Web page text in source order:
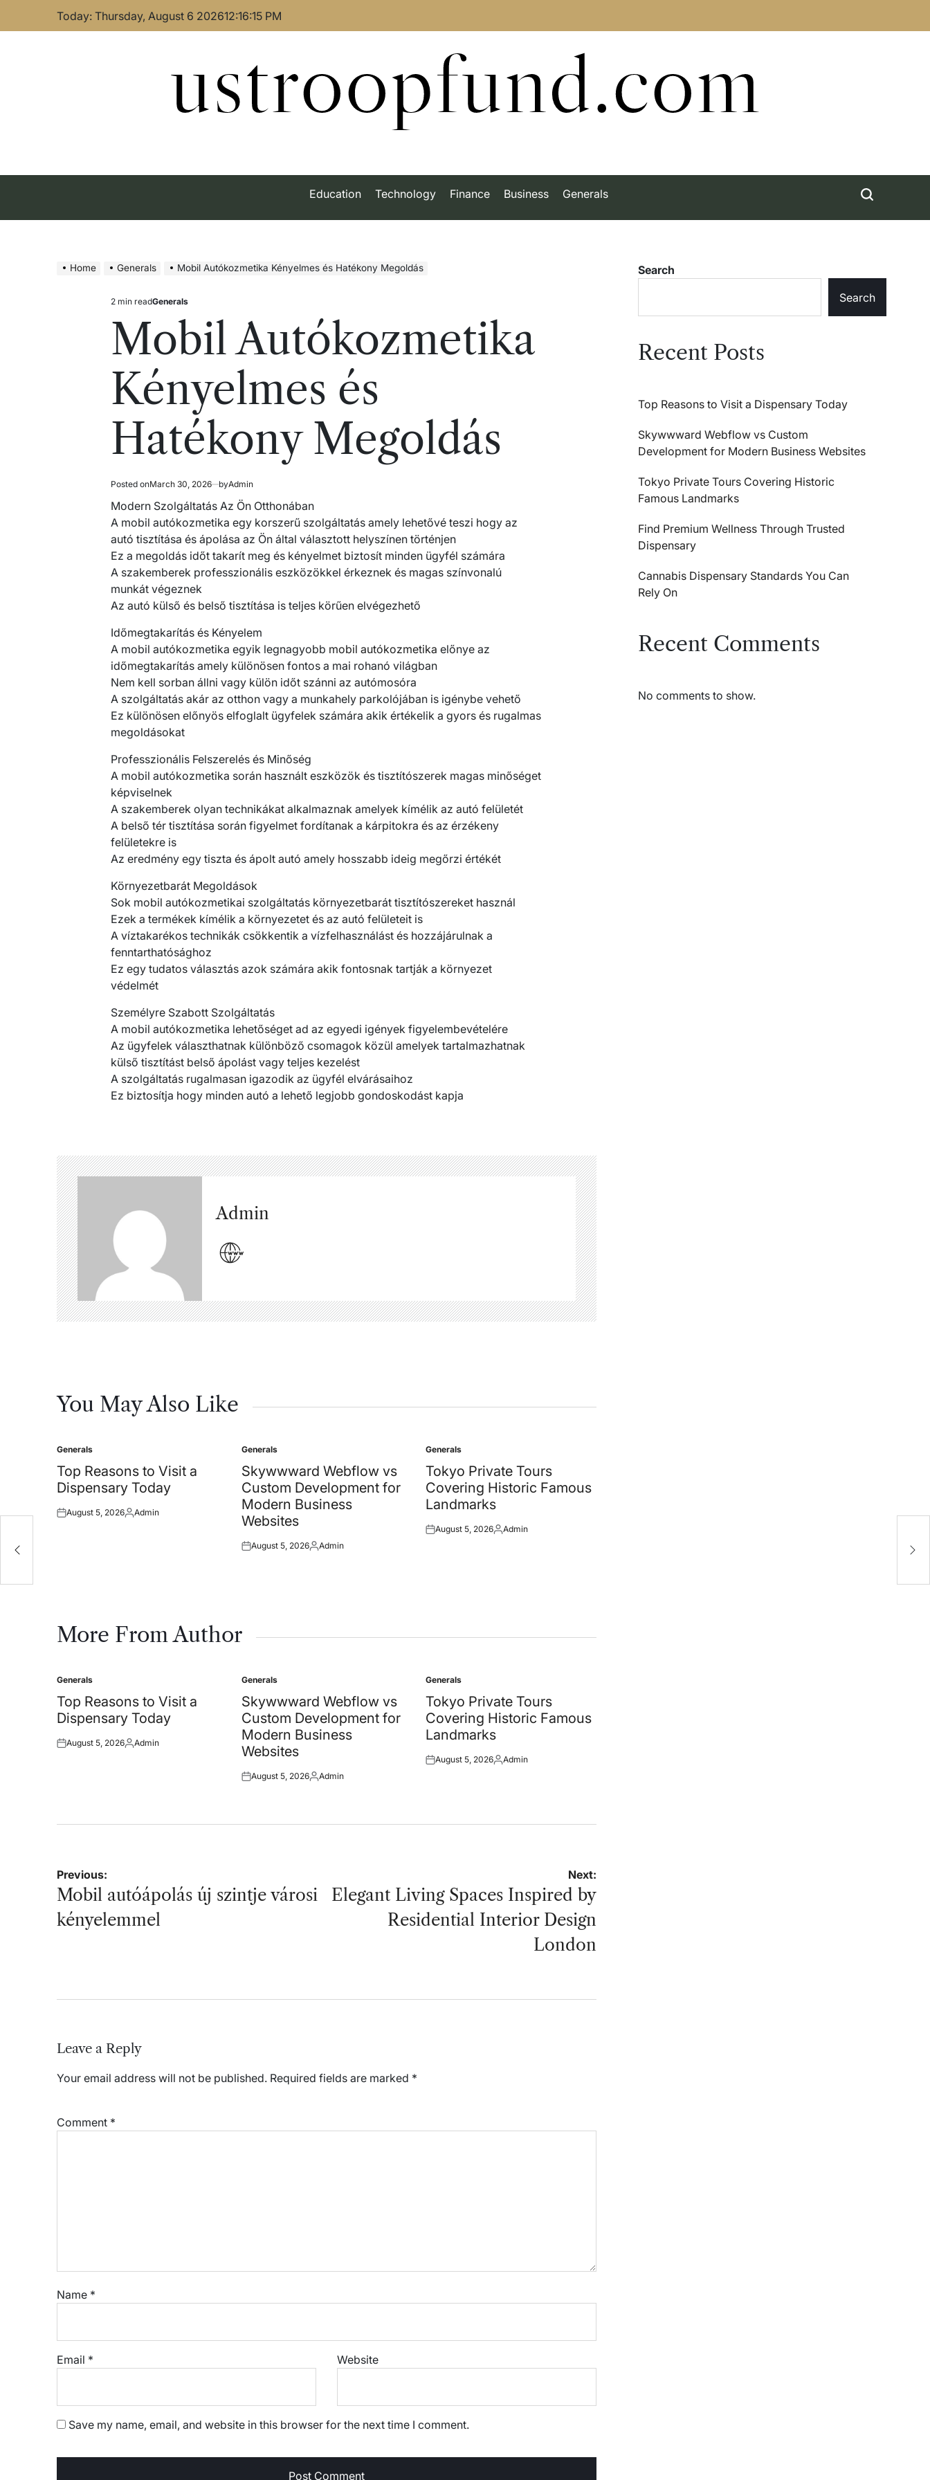
Today: Thursday, August 6 202612:16:16 PM
ustroopfund.com
Education Technology Finance Business Generals
Home Generals Mobil Autókozmetika Kényelmes és Hatékony Megoldás
Estimated
time
2 min readPosted
Generals
Mobil Autókozmetika
Kényelmes és
Hatékony Megoldás
Posted onMarch 30, 2026 byAdmin
Modern Szolgáltatás Az Ön Otthonában
A mobil autókozmetika egy korszerű szolgáltatás amely lehetővé teszi hogy az
autó tisztítása és ápolása az Ön által választott helyszínen történjen
Ez a megoldás időt takarít meg és kényelmet biztosít minden ügyfél számára
A szakemberek professzionális eszközökkel érkeznek és magas színvonalú
munkát végeznek
Az autó külső és belső tisztítása is teljes körűen elvégezhető
Időmegtakarítás és Kényelem
A mobil autókozmetika egyik legnagyobb mobil autókozmetika előnye az
időmegtakarítás amely különösen fontos a mai rohanó világban
Nem kell sorban állni vagy külön időt szánni az autómosóra
A szolgáltatás akár az otthon vagy a munkahely parkolójában is igénybe vehető
Ez különösen előnyös elfoglalt ügyfelek számára akik értékelik a gyors és rugalmas
megoldásokat
Professzionális Felszerelés és Minőség
A mobil autókozmetika során használt eszközök és tisztítószerek magas minőséget
képviselnek
A szakemberek olyan technikákat alkalmaznak amelyek kímélik az autó felületét
A belső tér tisztítása során figyelmet fordítanak a kárpitokra és az érzékeny
felületekre is
Az eredmény egy tiszta és ápolt autó amely hosszabb ideig megőrzi értékét
Környezetbarát Megoldások
Sok mobil autókozmetikai szolgáltatás környezetbarát tisztítószereket használ
Ezek a termékek kímélik a környezetet és az autó felületeit is
A víztakarékos technikák csökkentik a vízfelhasználást és hozzájárulnak a
fenntarthatósághoz
Ez egy tudatos választás azok számára akik fontosnak tartják a környezet
védelmét
Személyre Szabott Szolgáltatás
A mobil autókozmetika lehetőséget ad az egyedi igények figyelembevételére
Az ügyfelek választhatnak különböző csomagok közül amelyek tartalmazhatnak
külső tisztítást belső ápolást vagy teljes kezelést
A szolgáltatás rugalmasan igazodik az ügyfél elvárásaihoz
Ez biztosítja hogy minden autó a lehető legjobb gondoskodást kapja
Admin
You May Also Like
Posted
in
Generals
Top Reasons to Visit a
Dispensary Today
Posted
August 5, 2026Posted
Admin
Posted
in
Generals
Skywwward Webflow vs
Custom Development for
Modern Business
Websites
Posted
August 5, 2026Posted
Admin
Posted
in
Generals
Tokyo Private Tours
Covering Historic Famous
Landmarks
Posted
August 5, 2026Posted
Admin
More From Author
Posted
in
Generals
Top Reasons to Visit a
Dispensary Today
Posted
August 5, 2026Posted
Admin
Posted
in
Generals
Skywwward Webflow vs
Custom Development for
Modern Business
Websites
Posted
August 5, 2026Posted
Admin
Posted
in
Generals
Tokyo Private Tours
Covering Historic Famous
Landmarks
Posted
August 5, 2026Posted
Admin
Post
navigation
Previous:
Mobil autóápolás új szintje városi
kényelemmel
Next:
Elegant Living Spaces Inspired by
Residential Interior Design
London
Leave a Reply
Your email address will not be published. Required fields are marked *
Comment *
Name *
Email * Website
Save my name, email, and website in this browser for the next time I comment.
Search
Search
Recent Posts
Top Reasons to Visit a Dispensary Today
Skywwward Webflow vs Custom
Development for Modern Business Websites
Tokyo Private Tours Covering Historic
Famous Landmarks
Find Premium Wellness Through Trusted
Dispensary
Cannabis Dispensary Standards You Can
Rely On
Recent Comments
No comments to show.